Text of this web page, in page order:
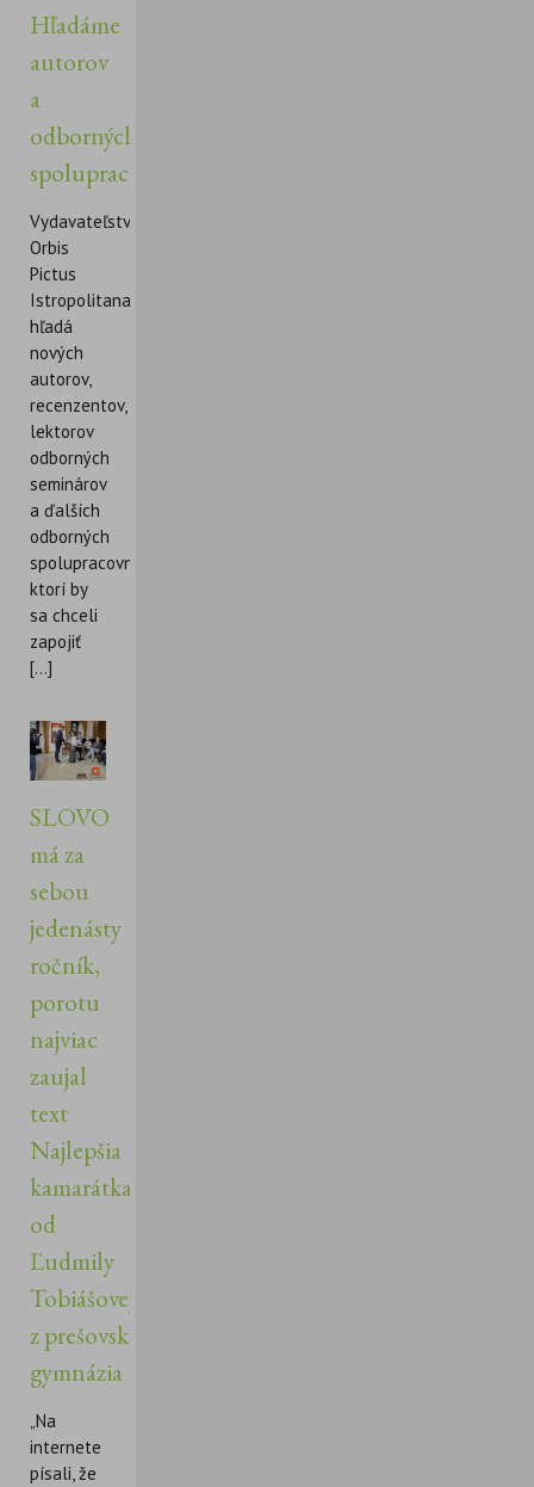
Hľadáme
autorov
a
odborných
spolupracovníkov
Vydavateľstvo
Orbis
Pictus
Istropolitana
hľadá
nových
autorov,
recenzentov,
lektorov
odborných
seminárov
a ďalších
odborných
spolupracovníkov,
ktorí by
sa chceli
zapojiť
[...]
SLOVO
má za
sebou
jedenásty
ročník,
porotu
najviac
zaujal
text
Najlepšia
kamarátka
od
Ľudmily
Tobiášovej
z prešovského
gymnázia
„Na
internete
písali, že